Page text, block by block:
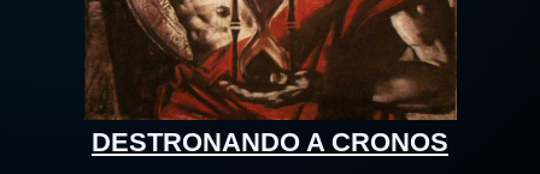
DESTRONANDO A CRONOS